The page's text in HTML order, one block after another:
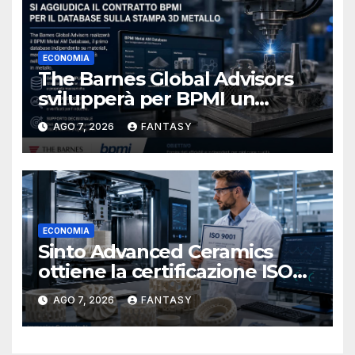
ECONOMIA
The Barnes Global Advisors
svilupperà per BPMI un
database per la stampa 3D
metallica destinata alla filiera
navale statunitense
AGO 7, 2026 FANTASY
ECONOMIA
Sinto Advanced Ceramics
ottiene la certificazione ISO
9001 per la stampa 3D di
ceramiche tecniche
AGO 7, 2026 FANTASY